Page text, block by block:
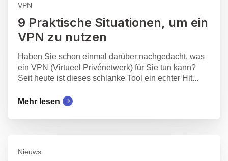
VPN
9 Praktische Situationen, um ein
VPN zu nutzen
Haben Sie schon einmal darüber nachgedacht, was
ein VPN (Virtueel Privénetwerk) für Sie tun kann?
Seit heute ist dieses schlanke Tool ein echter Hit...
Mehr lesen
Nieuws